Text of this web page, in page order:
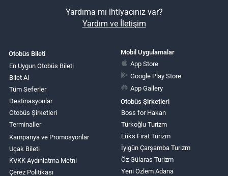
Yardıma mı ihtiyacınız var?
Yardım ve İletişim
Otobüs Bileti
En Uygun Otobüs Bileti
Bilet Al
Tüm Seferler
Destinasyonlar
Otobüs Şirketleri
Terminaller
Kampanya ve Promosyonlar
Uçak Bileti
KVKK Aydınlatma Metni
Çerez Politikası
Mobil Uygulamalar
App Store
Google Play Store
App Gallery
Otobüs Şirketleri
Boss for Hakan
Türkoğlu Turizm
Lüks Fırat Turizm
İyigün Çarşamba Turizm
Öz Gülaras Turizm
Yeni Özlem Adana